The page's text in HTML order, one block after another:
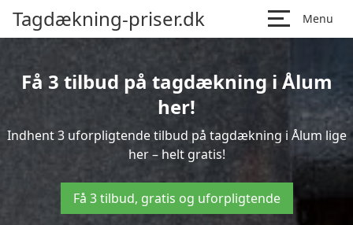
Tagdækning-priser.dk Menu
Få 3 tilbud på tagdækning i Ålum
her!
Indhent 3 uforpligtende tilbud på tagdækning i Ålum lige
her – helt gratis!
Få 3 tilbud, gratis og uforpligtende